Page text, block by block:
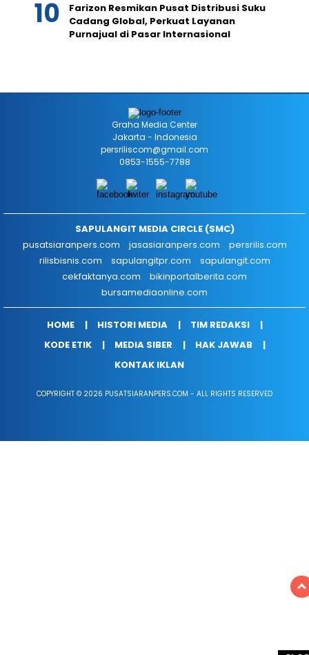
Farizon Resmikan Pusat Distribusi Suku
Cadang Global, Perkuat Layanan
Purnajual di Pasar Internasional
Graha Media Center
Jakarta - Indonesia
persriliscom@gmail.com
0853-1555-7788
SAPULANGIT MEDIA CIRCLE (SMC)
pusatsiaranpers.com
jasasiaranpers.com
persrilis.com
rilisbisnis.com
sapulangitpr.com
sapulangit.com
cekfaktanya.com
bikinportalberita.com
bursamediaonline.com
HOME HISTORI MEDIA
TIM REDAKSI
KODE ETIK
MEDIA SIBER
HAK JAWAB
KONTAK IKLAN
COPYRIGHT © 2026 PUSATSIARANPERS.COM - ALL RIGHTS RESERVED